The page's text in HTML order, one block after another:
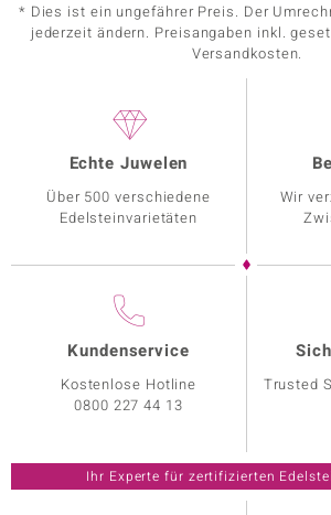
* Dies ist ein ungefährer Preis. Der
jederzeit ändern. Preisangaben inkl.
Versandkosten.
Echte Juwelen
Über 500 verschiedene
Edelsteinvarietäten
Wir
Kundenservice
Kostenlose Hotline
0800 227 44 13
Trusted
Ihr Experte für zertifizierten